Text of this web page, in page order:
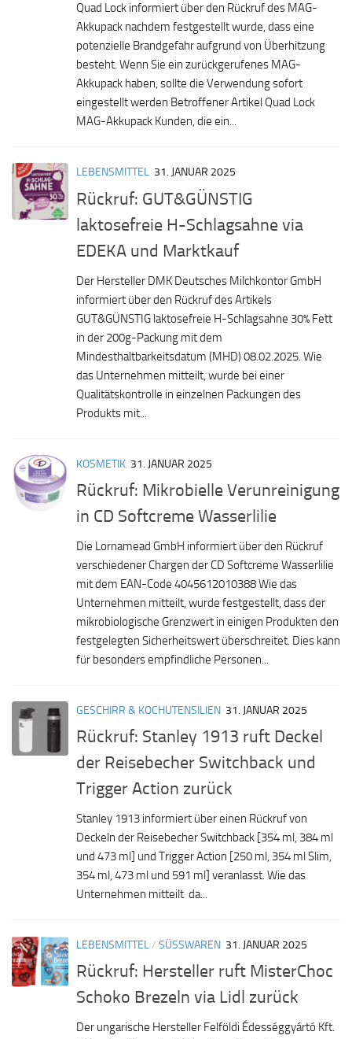
Quad Lock informiert über den Rückruf des MAG-
Akkupack nachdem festgestellt wurde, dass eine
potenzielle Brandgefahr aufgrund von Überhitzung
besteht. Wenn Sie ein zurückgerufenes MAG-
Akkupack haben, sollte die Verwendung sofort
eingestellt werden Betroffener Artikel Quad Lock
MAG-Akkupack Kunden, die ein...
LEBENSMITTEL 31. JANUAR 2025
Rückruf: GUT&GÜNSTIG
laktosefreie H-Schlagsahne via
EDEKA und Marktkauf
Der Hersteller DMK Deutsches Milchkontor GmbH
informiert über den Rückruf des Artikels
GUT&GÜNSTIG laktosefreie H-Schlagsahne 30% Fett
in der 200g-Packung mit dem
Mindesthaltbarkeitsdatum (MHD) 08.02.2025. Wie
das Unternehmen mitteilt, wurde bei einer
Qualitätskontrolle in einzelnen Packungen des
Produkts mit...
KOSMETIK 31. JANUAR 2025
Rückruf: Mikrobielle Verunreinigung
in CD Softcreme Wasserlilie
Die Lornamead GmbH informiert über den Rückruf
verschiedener Chargen der CD Softcreme Wasserlilie
mit dem EAN-Code 4045612010388 Wie das
Unternehmen mitteilt, wurde festgestellt, dass der
mikrobiologische Grenzwert in einigen Produkten den
festgelegten Sicherheitswert überschreitet. Dies kann
für besonders empfindliche Personen...
GESCHIRR & KOCHUTENSILIEN 31. JANUAR 2025
Rückruf: Stanley 1913 ruft Deckel
der Reisebecher Switchback und
Trigger Action zurück
Stanley 1913 informiert über einen Rückruf von
Deckeln der Reisebecher Switchback [354 ml, 384 ml
und 473 ml] und Trigger Action [250 ml, 354 ml Slim,
354 ml, 473 ml und 591 ml] veranlasst. Wie das
Unternehmen mitteilt da...
LEBENSMITTEL/ SÜSSWAREN 31. JANUAR 2025
Rückruf: Hersteller ruft MisterChoc
Schoko Brezeln via Lidl zurück
Der ungarische Hersteller Felföldi Édességgyártó Kft.